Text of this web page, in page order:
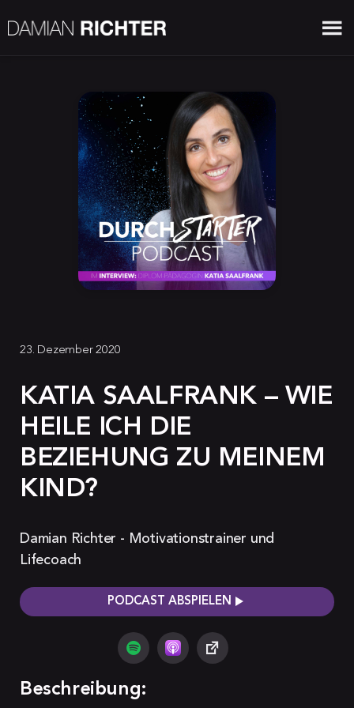
23. Dezember 2020
KATIA SAALFRANK – WIE
HEILE ICH DIE
BEZIEHUNG ZU MEINEM
KIND?
Damian Richter - Motivationstrainer und
Lifecoach
PODCAST ABSPIELEN
Beschreibung: